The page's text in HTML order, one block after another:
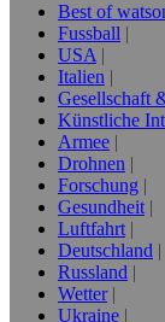
Best of
Fussball
USA
Italien
Gesellschaft
Künstliche
Armee
Drohnen
Forschung
Gesundheit
Luftfahrt
Deutschland
Russland
Wetter
Ukraine